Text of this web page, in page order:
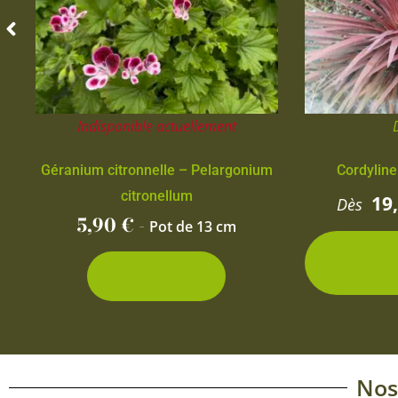
Indisponible actuellement
Géranium citronnelle – Pelargonium
citronellum
5,90€ - Pot de 13 cm
Dès